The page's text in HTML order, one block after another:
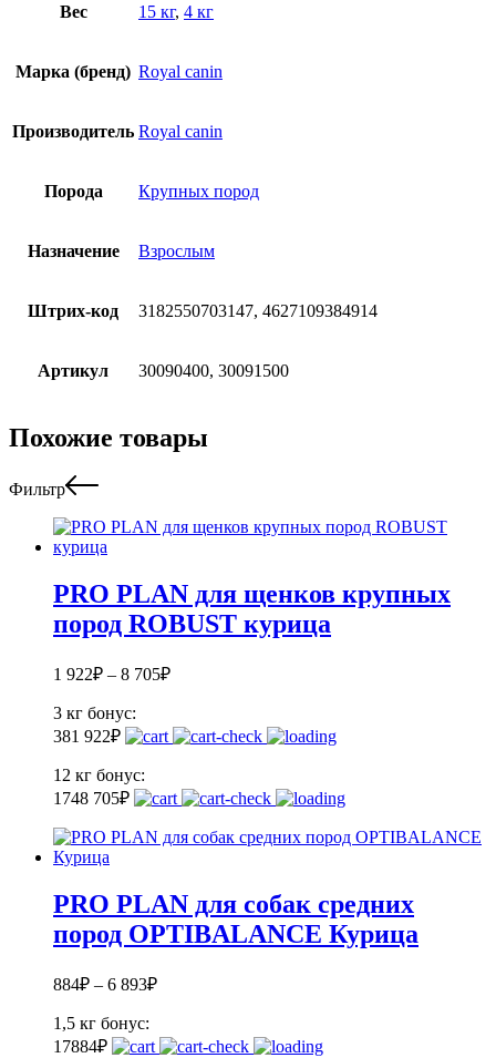
Вес 15 кг, 4 кг
Марка (бренд) Royal canin
Производитель Royal canin
Порода Крупных пород
Назначение Взрослым
Штрих-код 3182550703147, 4627109384914
Артикул 30090400, 30091500
Похожие товары
Фильтр
PRO PLAN для щенков крупных
пород ROBUST курица
1 922₽ – 8 705₽
3 кг бонус:
381 922₽
12 кг бонус:
1748 705₽
PRO PLAN для собак средних
пород OPTIBALANCE Курица
884₽ – 6 893₽
1,5 кг бонус:
17884₽